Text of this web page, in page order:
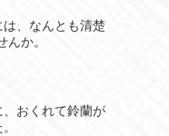
、なんとも清楚
んか。
おくれて鈴蘭が